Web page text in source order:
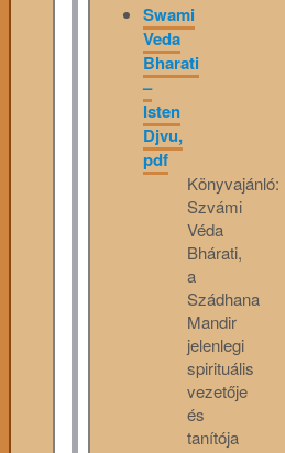
Swami
Veda
Bharati
–
Isten
Djvu,
pdf
Könyvajánló:
Szvámi
Véda
Bhárati,
a
Szádhana
Mandir
jelenlegi
spirituális
vezetője
és
tanítója